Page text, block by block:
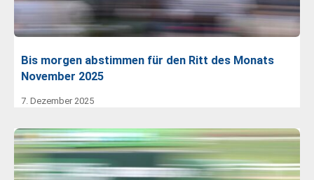
Bis morgen abstimmen für den Ritt des Monats
November 2025
7. Dezember 2025